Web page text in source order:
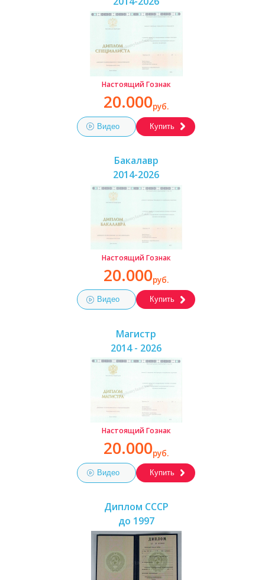
Настоящий Гознак
20.000руб.
Видео Купить
Бакалавр
2014-2026
Настоящий Гознак
20.000руб.
Видео Купить
Магистр
2014 - 2026
Настоящий Гознак
20.000руб.
Видео Купить
Диплом СССР
до 1997